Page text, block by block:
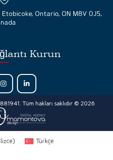
Ontario, ON M8V 0J5,
Kurun
Tüm hakları saklıdır © 2026
) Türkçe